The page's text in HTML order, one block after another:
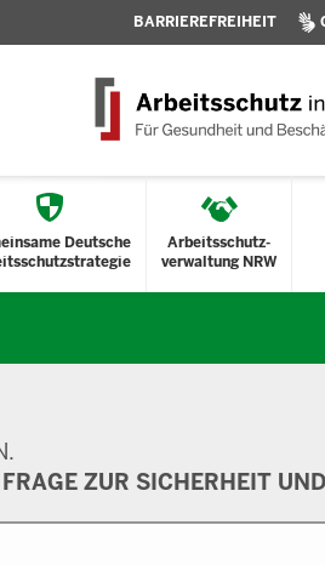
BARRIEREFREIHEIT
Deutsche
Arbeitsschutz-
verwaltung NRW
ZUR SICHERHEIT